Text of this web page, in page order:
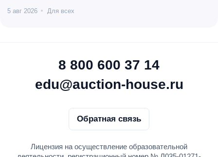
5 авг 2026 Для всех
8 800 600 37 14
edu@auction-house.ru
Обратная связь
Лицензия на осуществление образовательной